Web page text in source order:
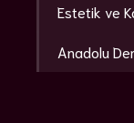
Estetik ve
Anadolu